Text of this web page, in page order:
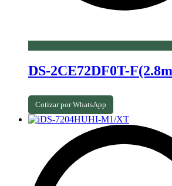
DS-2CE72DF0T-
Cotizar por WhatsApp